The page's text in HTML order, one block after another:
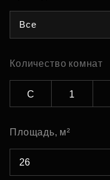
Все
Количество комнат
С 1
Площадь, м²